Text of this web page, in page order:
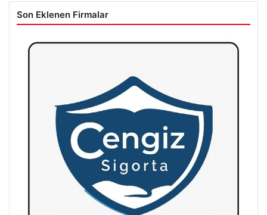
Son Eklenen Firmalar